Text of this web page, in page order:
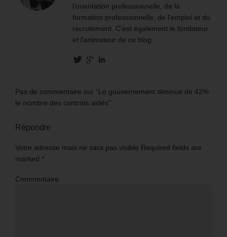
l’orientation professionnelle, de la
formation professionnelle, de l’emploi et du
recrutement. C'est également le fondateur
et l'animateur de ce blog.
Pas de commentaire sur “Le gouvernement diminue de 42%
le nombre des contrats aidés”
Répondre
Votre adresse mais ne sara pas visible Required fields are
marked *
Commentaire